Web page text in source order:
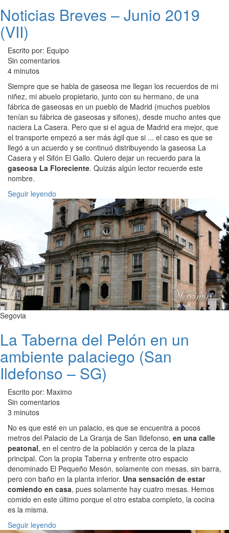
Noticias Breves – Junio 2019
(VII)
Escrito por: Equipo
Sin comentarios
4 minutos
Siempre que se habla de gaseosa me llegan los recuerdos de mi
niñez, mi abuelo propietario, junto con su hermano, de una
fábrica de gaseosas en un pueblo de Madrid (muchos pueblos
tenían su fábrica de gaseosas y sifones), desde mucho antes que
naciera La Casera. Pero que si el agua de Madrid era mejor, que
el transporte empezó a ser más ágil que si ... el caso es que se
llegó a un acuerdo y se continuó distribuyendo la gaseosa La
Casera y el Sifón El Gallo. Quiero dejar un recuerdo para la
gaseosa La Floreciente. Quizás algún lector recuerde este
nombre.
Seguir leyendo
Segovia
La Taberna del Pelón en un
ambiente palaciego (San
Ildefonso – SG)
Escrito por: Maximo
Sin comentarios
3 minutos
No es que esté en un palacio, es que se encuentra a pocos
metros del Palacio de La Granja de San Ildefonso, en una calle
peatonal, en el centro de la población y cerca de la plaza
principal. Con la propia Taberna y enfrente otro espacio
denominado El Pequeño Mesón, solamente con mesas, sin barra,
pero con baño en la planta inferior. Una sensación de estar
comiendo en casa, pues solamente hay cuatro mesas. Hemos
comido en este último porque el otro estaba completo, la cocina
es la misma.
Seguir leyendo